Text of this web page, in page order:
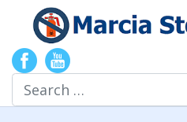
Search